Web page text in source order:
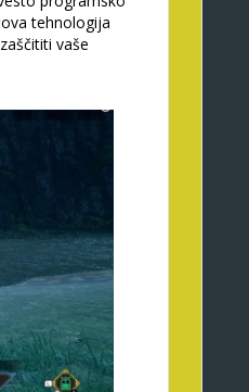
tehnologija
vaše